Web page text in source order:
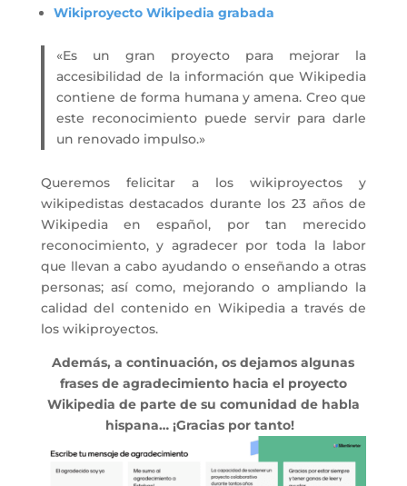
Wikiproyecto Wikipedia grabada
«Es un gran proyecto para mejorar la
accesibilidad de la información que Wikipedia
contiene de forma humana y amena. Creo que
este reconocimiento puede servir para darle
un renovado impulso.»
Queremos felicitar a los wikiproyectos y
wikipedistas destacados durante los 23 años de
Wikipedia en español, por tan merecido
reconocimiento, y agradecer por toda la labor
que llevan a cabo ayudando o enseñando a otras
personas; así como, mejorando o ampliando la
calidad del contenido en Wikipedia a través de
los wikiproyectos.
Además, a continuación, os dejamos algunas
frases de agradecimiento hacia el proyecto
Wikipedia de parte de su comunidad de habla
hispana… ¡Gracias por tanto!